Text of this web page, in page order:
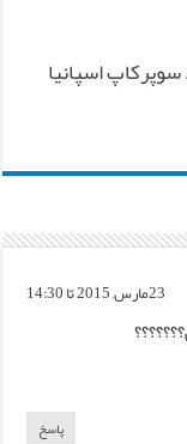
سوپرکاپ اسپانیا
23مارس, 2015 تا 14:30
پاسخ